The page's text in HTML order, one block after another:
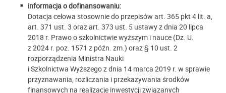
informacja o dofinansowaniu:
Dotacja celowa stosownie do przepisów art. 365 pkt 4 lit. a,
art. 371 ust. 3 oraz art. 373 ust. 5 ustawy z dnia 20 lipca
2018 r. Prawo o szkolnictwie wyższym i nauce (Dz. U.
z 2024 r. poz. 1571 z późn. zm.) oraz § 10 ust. 2
rozporządzenia Ministra Nauki
i Szkolnictwa Wyższego z dnia 14 marca 2019 r. w sprawie
przyznawania, rozliczania i przekazywania środków
finansowych na realizacje inwestycji związanych